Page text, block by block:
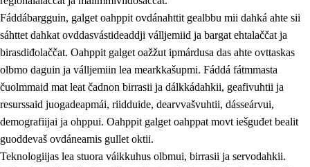
2.1 Sosiála oahppan ja ovdáneapmi
2.2 Gealbu fágain
2.3 Vuođđogálggat
2.4 Oahppat oahppat
Fágaidrasttideaddji fáttát
2.5 Fágaidrasttideaddji fáttát
Fáddábargguin, galget oahppit ovdánahttit gealbbu mii dahká ahte sii
sáhttet dahkat ovddasvástideaddji válljemiid ja bargat ehtalaččat ja
birasdiđolaččat. Oahppit galget oažžut ipmárdusa das ahte ovttaskas
olbmo daguin ja válljemiin lea mearkkašupmi. Fáddá fátmmasta
čuolmmaid mat leat čadnon birrasii ja dálkkádahkii, geafivuhtii ja
resurssaid juogadeapmái, riidduide, dearvvašvuhtii, dásseárvui,
demografiijai ja ohppui. Oahppit galget oahppat movt iešguđet bealit
guoddevaš ovdáneamis gullet oktii.
Teknologiijas lea stuora váikkuhus olbmui, birrasii ja servodahkii.